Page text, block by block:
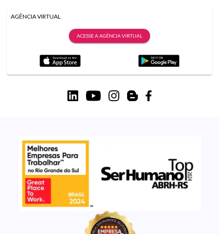
AGÊNCIA VIRTUAL
ACESSE A AGÊNCIA VIRTUAL